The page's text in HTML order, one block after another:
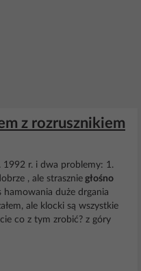
z rozrusznikiem
r. i dwa problemy: 1.
, ale strasznie głośno
hamowania duże drgania
ale klocki są wszystkie
co z tym zrobić? z góry